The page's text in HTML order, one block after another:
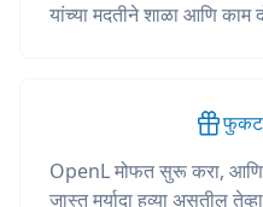
यांच्या मदतीने शाळा आणि काम
फुकट
OpenL मोफत सुरू करा, आणि
जास्त मर्यादा हव्या असतील